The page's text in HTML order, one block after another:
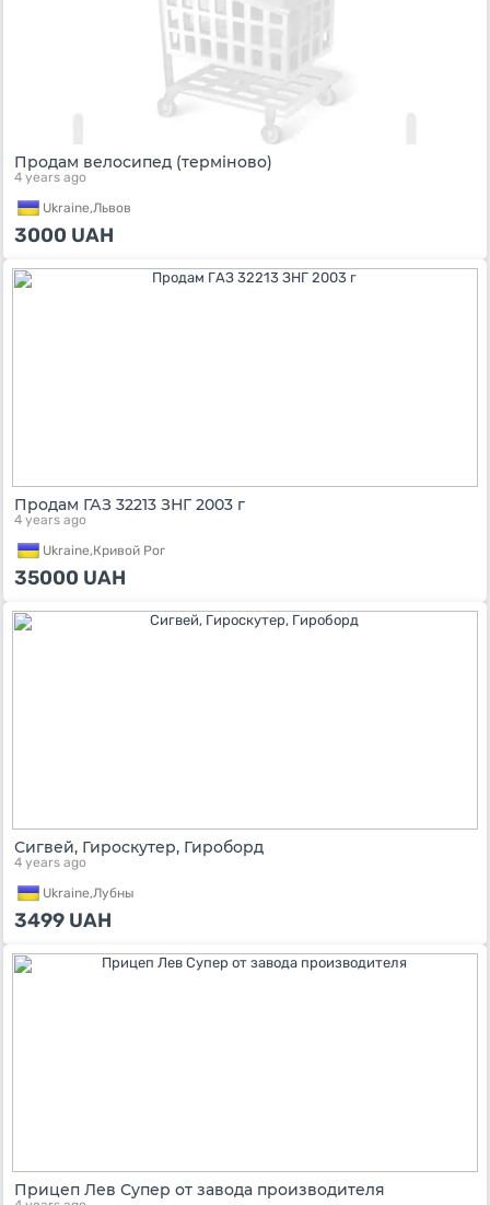
Продам велосипед (терміново)
4 years ago
Ukraine,Львов
3000 UAH
Продам ГАЗ 32213 ЗНГ 2003 г
4 years ago
Ukraine,Кривой Рог
35000 UAH
Сигвей, Гироскутер, Гироборд
4 years ago
Ukraine,Лубны
3499 UAH
Прицеп Лев Супер от завода производителя